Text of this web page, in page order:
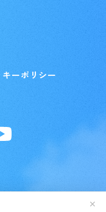
✕
キーポリシー
イン!!